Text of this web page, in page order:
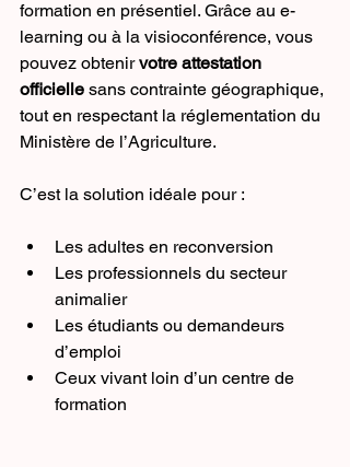
formation en présentiel. Grâce au e-
learning ou à la visioconférence, vous
pouvez obtenir votre attestation
officielle sans contrainte géographique,
tout en respectant la réglementation du
Ministère de l’Agriculture.
C’est la solution idéale pour :
Les adultes en reconversion
Les professionnels du secteur
animalier
Les étudiants ou demandeurs
d’emploi
Ceux vivant loin d’un centre de
formation